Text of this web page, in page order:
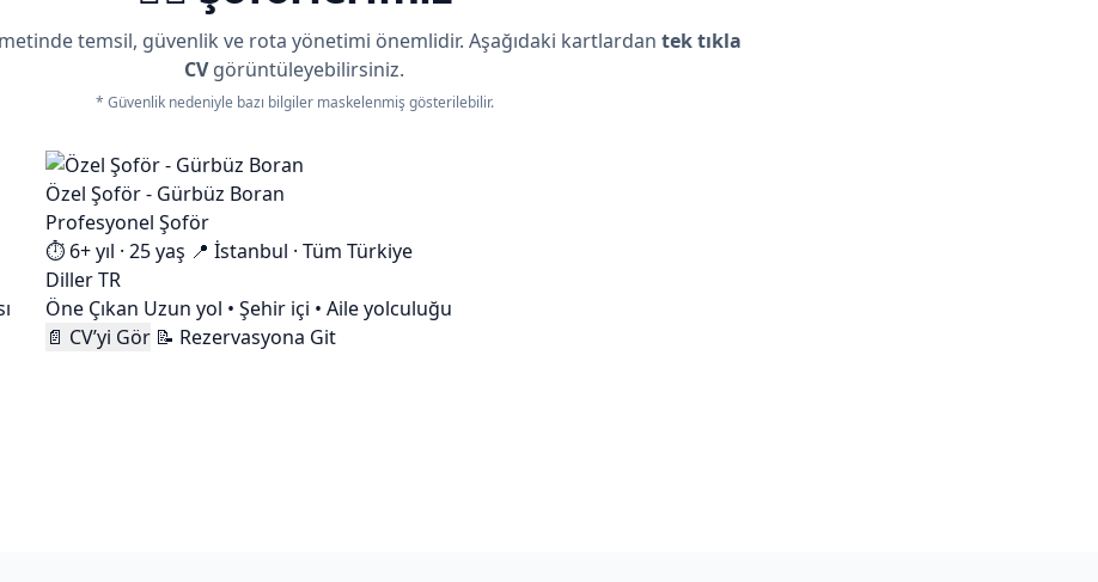
temsil, güvenlik ve rota yönetimi önemlidir. Aşağıdaki kartlardan tek tıkla
CVgörüntüleyebilirsiniz.
* Güvenlik nedeniyle bazı bilgiler maskelenmiş gösterilebilir.
Özel Şoför - Gürbüz Boran
Profesyonel Şoför
⏱️ 6+ yıl · 25 yaş 📍 İstanbul · Tüm Türkiye
DillerTR
Öne Çıkan Uzun yol • Şehir içi • Aile yolculuğu
📄 CV’yi Gör 📝 Rezervasyona Git